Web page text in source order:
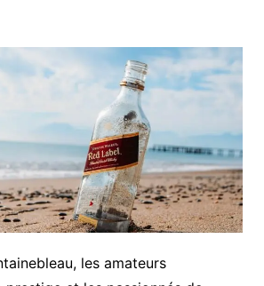
les amateurs